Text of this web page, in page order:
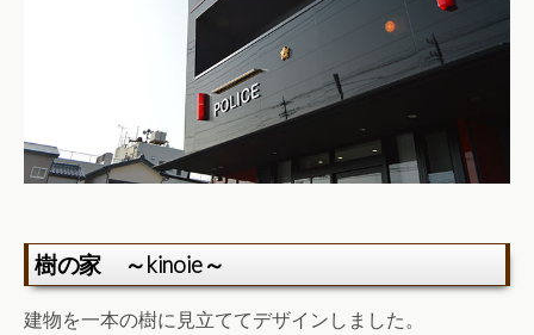
樹の家 ～kinoie～
建物を一本の樹に見立ててデザインしました。